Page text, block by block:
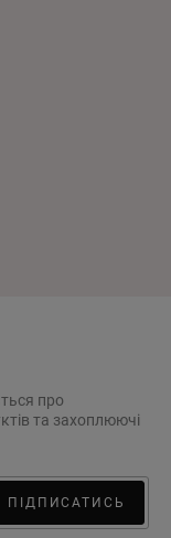
про
та захоплюючі
ПІДПИСАТИСЬ